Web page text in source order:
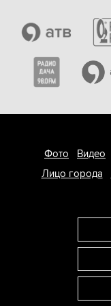
Фото Видео
Лицо города